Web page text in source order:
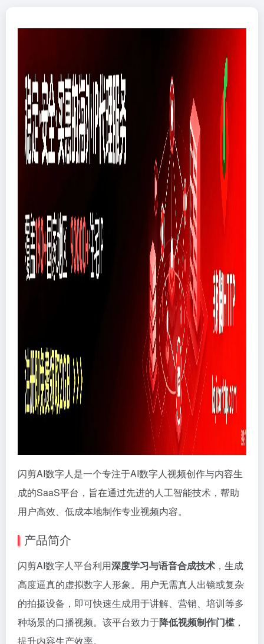
闪剪AI数字人是一个专注于AI数字人视频创作与内容生
成的SaaS平台，旨在通过先进的人工智能技术，帮助
用户高效、低成本地制作专业视频内容。
产品简介
闪剪AI数字人平台利用深度学习与语音合成技术 ，生成
高度逼真的虚拟数字人形象。用户无需真人出镜或复杂
的拍摄设备，即可快速生成用于讲解、营销、培训等多
种场景的口播视频。该平台致力于降低视频制作门槛，
提升内容生产效率。